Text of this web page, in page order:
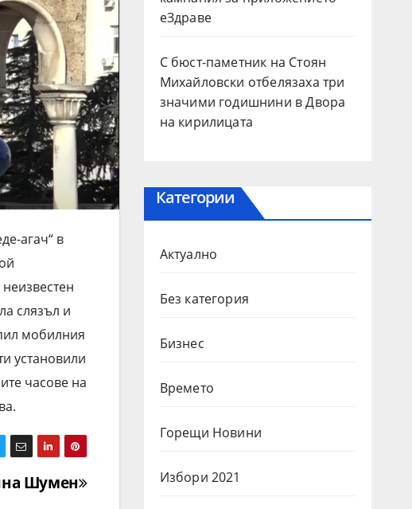
агач“ в
слязъл и
мобилния
установили
часове на
Шумен
еЗдраве
С бюст-паметник на Стоян
Михайловски отбелязаха три
значими годишнини в Двора
на кирилицата
Категории
Актуално
Без категория
Бизнес
Времето
Горещи Новини
Избори 2021